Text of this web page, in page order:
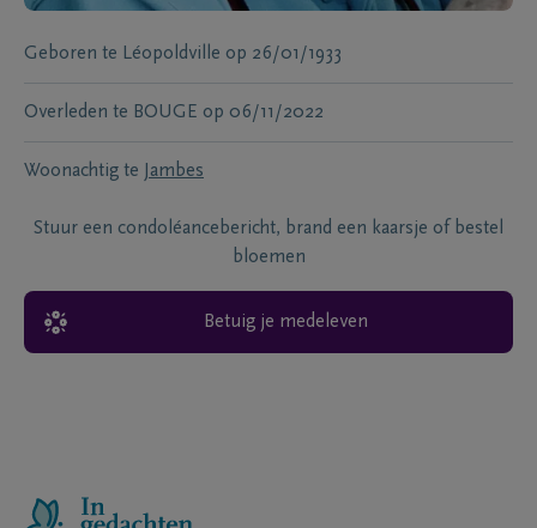
Geboren te Léopoldville op 26/01/1933
Overleden te BOUGE op 06/11/2022
Woonachtig te Jambes
Stuur een condoléancebericht, brand een kaarsje of bestel
bloemen
Betuig je medeleven